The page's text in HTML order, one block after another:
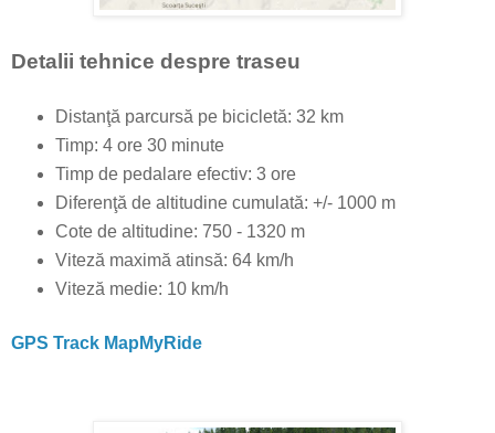
Detalii tehnice despre traseu
Distanţă parcursă pe bicicletă: 32 km
Timp: 4 ore 30 minute
Timp de pedalare efectiv: 3 ore
Diferenţă de altitudine cumulată: +/- 1000 m
Cote de altitudine: 750 - 1320 m
Viteză maximă atinsă: 64 km/h
Viteză medie: 10 km/h
GPS Track MapMyRide